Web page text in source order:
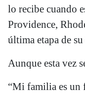
lo recibe cuando
Providence,
última etapa de
Aunque esta vez
“Mi familia es un